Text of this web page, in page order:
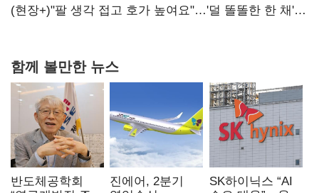
숙제
(현장+)"팔 생각 접고 호가 높여요"…'덜 똘똘한 한 채'
함께 볼만한 뉴스
반도체공학회
진에어, 2분기
SK하이닉스 “AI